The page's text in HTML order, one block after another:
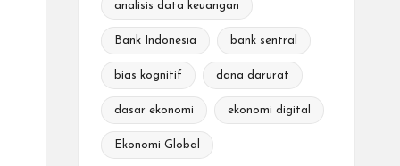
analisis data keuangan
Bank Indonesia bank sentral
bias kognitif dana darurat
dasar ekonomi ekonomi digital
Ekonomi Global